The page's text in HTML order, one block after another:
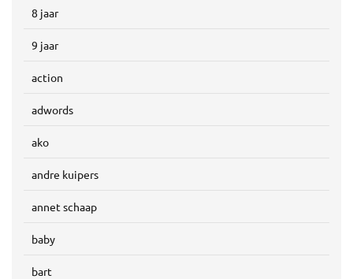
8 jaar
9 jaar
action
adwords
ako
andre kuipers
annet schaap
baby
bart